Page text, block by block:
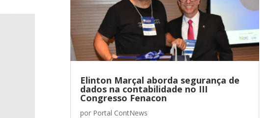
Elinton Marçal aborda segurança de
dados na contabilidade no III
Congresso Fenacon
por Portal ContNews